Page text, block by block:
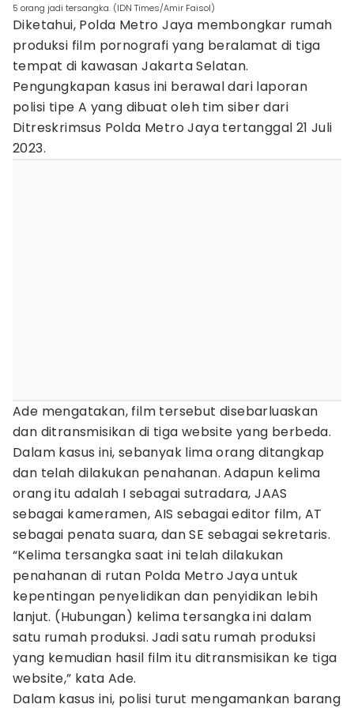
5 orang jadi tersangka. (IDN Times/Amir Faisol)
Diketahui, Polda Metro Jaya membongkar rumah
produksi film pornografi yang beralamat di tiga
tempat di kawasan Jakarta Selatan.
Pengungkapan kasus ini berawal dari laporan
polisi tipe A yang dibuat oleh tim siber dari
Ditreskrimsus Polda Metro Jaya tertanggal 21 Juli
2023.
Ade mengatakan, film tersebut disebarluaskan
dan ditransmisikan di tiga website yang berbeda.
Dalam kasus ini, sebanyak lima orang ditangkap
dan telah dilakukan penahanan. Adapun kelima
orang itu adalah I sebagai sutradara, JAAS
sebagai kameramen, AIS sebagai editor film, AT
sebagai penata suara, dan SE sebagai sekretaris.
“Kelima tersangka saat ini telah dilakukan
penahanan di rutan Polda Metro Jaya untuk
kepentingan penyelidikan dan penyidikan lebih
lanjut. (Hubungan) kelima tersangka ini dalam
satu rumah produksi. Jadi satu rumah produksi
yang kemudian hasil film itu ditransmisikan ke tiga
website,” kata Ade.
Dalam kasus ini, polisi turut mengamankan barang